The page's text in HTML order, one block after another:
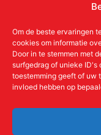
Om de beste ervaringen
cookies om informatie
Door in te stemmen met
surfgedrag of unieke ID's
toestemming geeft of uw
invloed hebben op
KvKnr:41011712
Meer over de
Aanmelden als
ANBI